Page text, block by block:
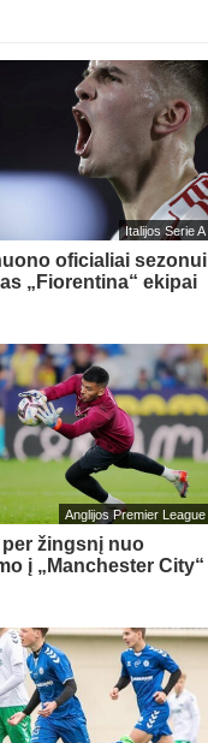
Italijos Serie A
oficialiai sezonui
„Fiorentina“ ekipai
Anglijos Premier League
per žingsnį nuo
į „Manchester City“